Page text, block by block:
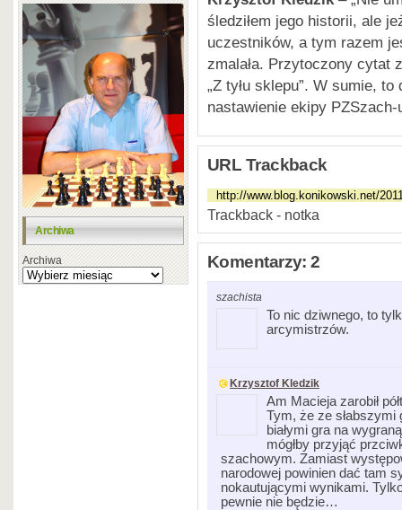
Archiwa
Archiwa
śledziłem jego historii, ale
uczestników, a tym razem
zmalała. Przytoczony cytat
„Z tyłu sklepu”. W sumie,
nastawienie ekipy PZSzach-
URL Trackback
Trackback - notka
Komentarzy: 2
szachista
To nic dziwnego, to
arcymistrzów.
Krzysztof Kledzik
Am Macieja zarobił
Tym, że ze słabszymi
białymi gra na
mógłby przyjąć
szachowym. Zamiast
narodowej powinien dać tam
nokautującymi wynikami.
pewnie nie będzie…